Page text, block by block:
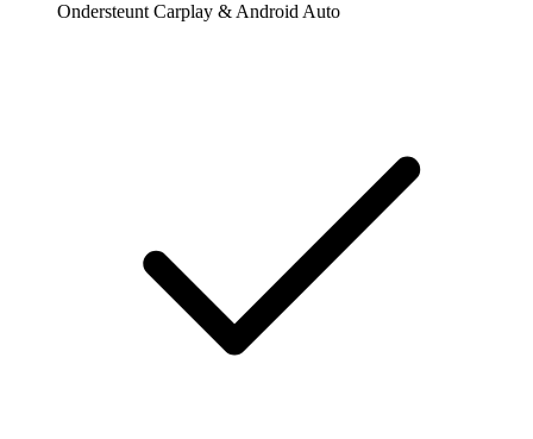
Ondersteunt Carplay & Android Auto